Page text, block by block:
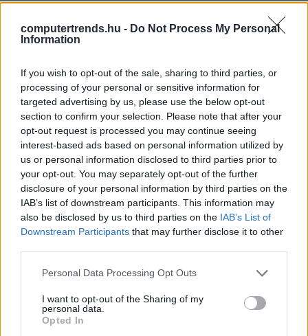
computertrends.hu - Do Not Process My Personal
Information
If you wish to opt-out of the sale, sharing to third parties, or
processing of your personal or sensitive information for
targeted advertising by us, please use the below opt-out
section to confirm your selection. Please note that after your
opt-out request is processed you may continue seeing
interest-based ads based on personal information utilized by
us or personal information disclosed to third parties prior to
your opt-out. You may separately opt-out of the further
disclosure of your personal information by third parties on the
IAB’s list of downstream participants. This information may
also be disclosed by us to third parties on the IAB’s List of
Downstream Participants that may further disclose it to other
Please note that this website/app uses one or more Google
not limited to your visit or usage behaviour. You may click to
grant or deny consent to Google and its third-party tags to
use your data for below specified purposes in below Google
Personal Data Processing Opt Outs
I want to opt-out of the Sharing of my
personal data.
Opted In
Háromszáz millió forintos ipari
csarnok épül Békésen
Befejeződött az újgenerációs
szélessávú hálózatok fejlesztése
a Békési járásban
Távközlés| 2023.06.27 19:45
Ilyen hatással volt a M44-es
gyorsforgalmi út a békési
vállalkozásokra
Üzlet| 2023.04.23 19:57
Több mint félmilliárd forintból
bővített a békési Optigép
Több mint négymilliárd forintos
foglalkoztatási program indult
Békés megyében